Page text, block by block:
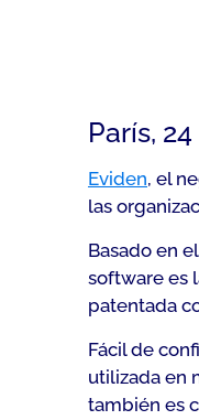
París,
Eviden, el
las
Basado en
software es
patentada
Fácil de
utilizada en
también es